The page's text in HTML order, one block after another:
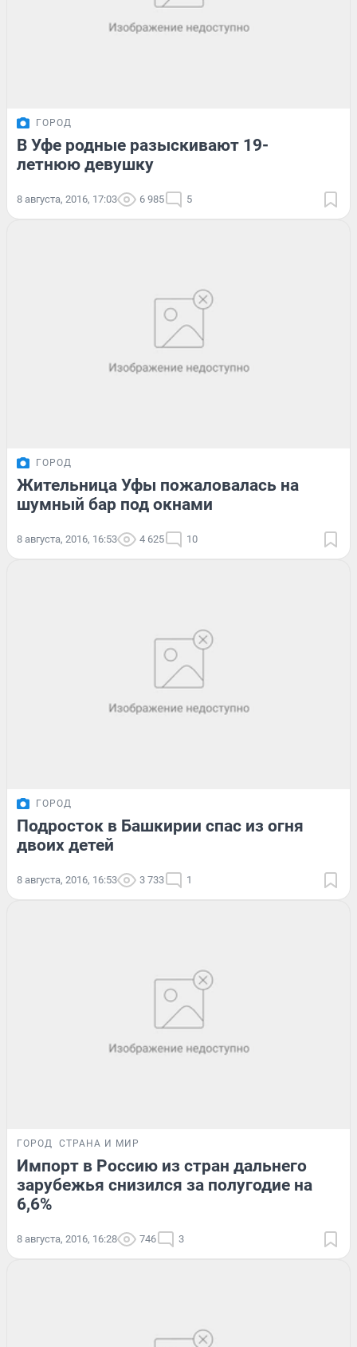
ГОРОД
В Уфе родные разыскивают 19-
летнюю девушку
8 августа, 2016, 17:03 6 985 5
ГОРОД
Жительница Уфы пожаловалась на
шумный бар под окнами
8 августа, 2016, 16:53 4 625 10
ГОРОД
Подросток в Башкирии спас из огня
двоих детей
8 августа, 2016, 16:53 3 733 1
ГОРОД СТРАНА И МИР
Импорт в Россию из стран дальнего
зарубежья снизился за полугодие на
6,6%
8 августа, 2016, 16:28 746 3